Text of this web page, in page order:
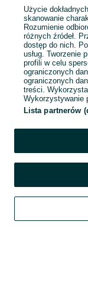
Szukaj
Użycie
skanowanie
Rozumienie
różnych źródeł.
dostęp do nich.
usług. Tworzenie
profili w celu
ograniczonych
ograniczonych
treści.
Wykorzystywanie
Lista partnerów